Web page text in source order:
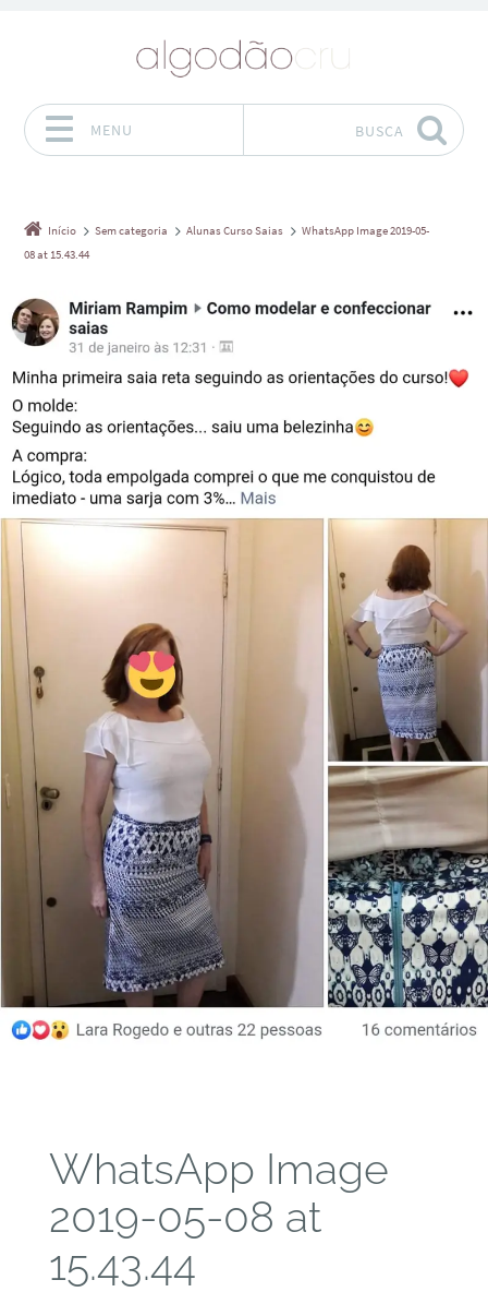
MENU BUSCA
Início Sem categoria Alunas Curso Saias
WhatsApp Image 2019-05-
08 at 15.43.44
WhatsApp Image
2019-05-08 at
15.43.44